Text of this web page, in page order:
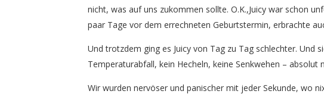
nicht, was auf uns zukommen sollte. O.K.,Juicy war schon
paar Tage vor dem errechneten Geburtstermin, erbrachte
Und trotzdem ging es Juicy von Tag zu Tag schlechter. Und
Temperaturabfall, kein Hecheln, keine Senkwehen – absolut
Wir wurden nervöser und panischer mit jeder Sekunde, wo